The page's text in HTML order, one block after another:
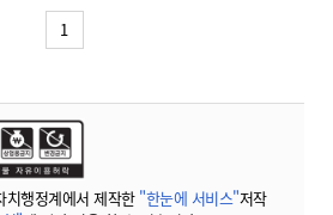
1
치행정계에서 제작한 "한눈에 서비스"저작